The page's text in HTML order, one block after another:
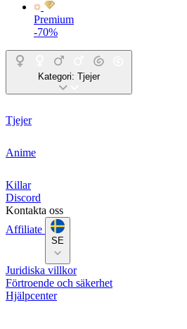
Premium
-70%
Kategori: Tjejer
Tjejer
Anime
Killar
Discord
Kontakta oss
Affiliate
SE
Juridiska villkor
Förtroende och säkerhet
Hjälpcenter